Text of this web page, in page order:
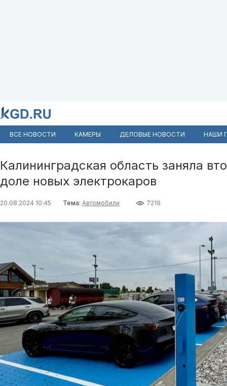
ВСЕ НОВОСТИ КАМЕРЫ ДЕЛОВЫЕ НОВОСТИ НАШИ
Калининградская область заняла
доле новых электрокаров
20.08.2024 10:45 Тема: Автомобили 7219